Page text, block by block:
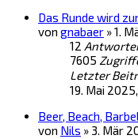
Das Runde wird
von gnabaer »1.
12
7605
Letzter
19. Mai
Beer, Beach,
von Nils » 3. Mär